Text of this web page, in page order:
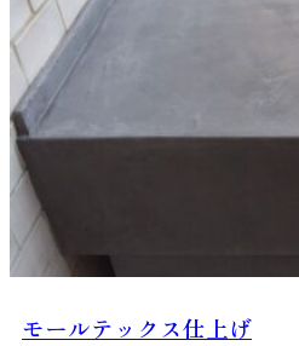
モールテックス仕上げ